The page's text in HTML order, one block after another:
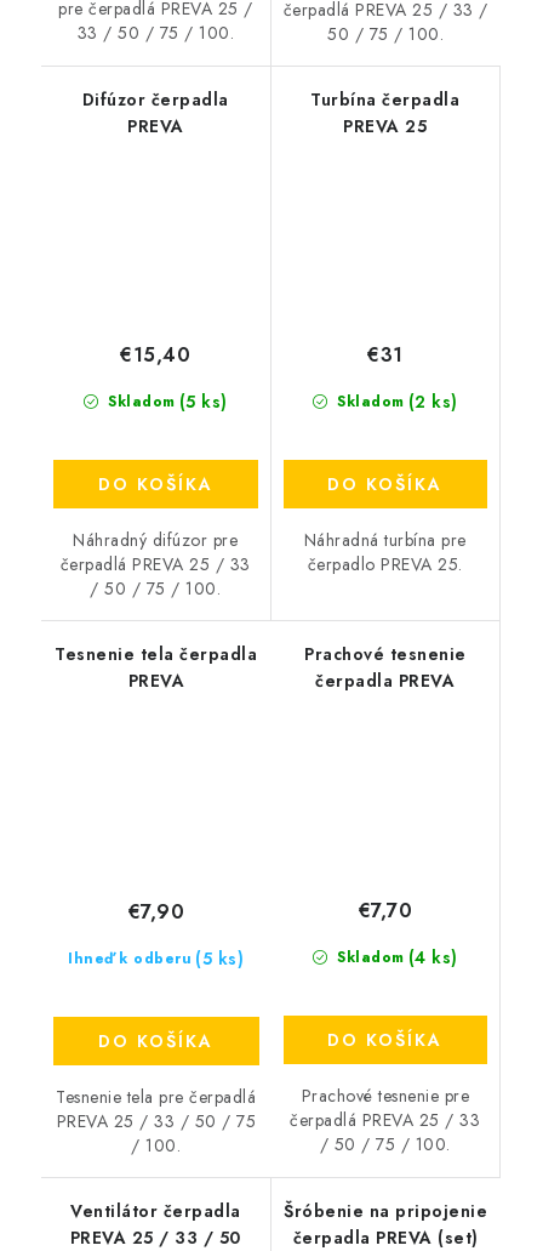
pre čerpadlá PREVA 25 /
33 / 50 / 75 / 100.
čerpadlá PREVA 25 / 33 /
50 / 75 / 100.
Difúzor čerpadla
PREVA
Skladom (5 ks)
€15,40
DO KOŠÍKA
Náhradný difúzor pre
čerpadlá PREVA 25 / 33
/ 50 / 75 / 100.
Turbína čerpadla
PREVA 25
Skladom (2 ks)
€31
DO KOŠÍKA
Náhradná turbína pre
čerpadlo PREVA 25.
Tesnenie tela čerpadla
PREVA
Ihneď k odberu (5 ks)
€7,90
DO KOŠÍKA
Tesnenie tela pre čerpadlá
PREVA 25 / 33 / 50 / 75
/ 100.
Prachové tesnenie
čerpadla PREVA
Skladom (4 ks)
€7,70
DO KOŠÍKA
Prachové tesnenie pre
čerpadlá PREVA 25 / 33
/ 50 / 75 / 100.
Ventilátor čerpadla
PREVA 25 / 33 / 50
Šróbenie na pripojenie
čerpadla PREVA (set)